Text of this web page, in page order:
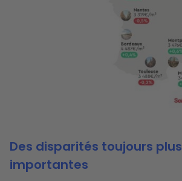
Des disparités toujours plus
importantes